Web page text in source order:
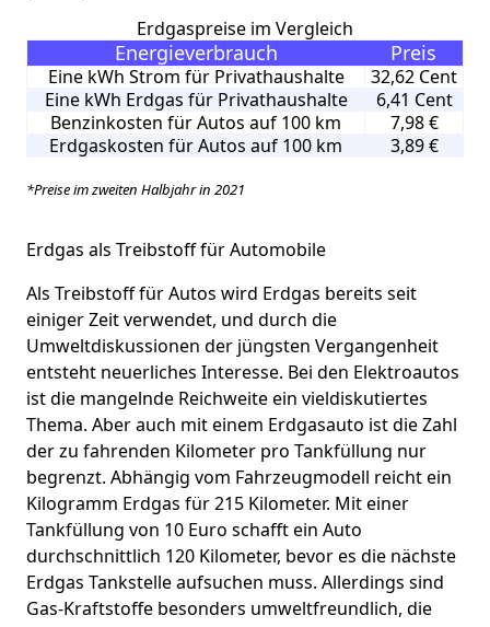
Erdgaspreise im Vergleich
Energieverbrauch Preis
Eine kWh Strom für Privathaushalte
32,62 Cent
Eine kWh Erdgas für Privathaushalte
6,41 Cent
Benzinkosten für Autos auf 100 km
7,98 €
Erdgaskosten für Autos auf 100 km
3,89 €
*Preise im zweiten Halbjahr in 2021
Erdgas als Treibstoff für Automobile
Als Treibstoff für Autos wird Erdgas bereits seit
einiger Zeit verwendet, und durch die
Umweltdiskussionen der jüngsten Vergangenheit
entsteht neuerliches Interesse. Bei den Elektroautos
ist die mangelnde Reichweite ein vieldiskutiertes
Thema. Aber auch mit einem Erdgasauto ist die Zahl
der zu fahrenden Kilometer pro Tankfüllung nur
begrenzt. Abhängig vom Fahrzeugmodell reicht ein
Kilogramm Erdgas für 215 Kilometer. Mit einer
Tankfüllung von 10 Euro schafft ein Auto
durchschnittlich 120 Kilometer, bevor es die nächste
Erdgas Tankstelle aufsuchen muss. Allerdings sind
Gas-Kraftstoffe besonders umweltfreundlich, die